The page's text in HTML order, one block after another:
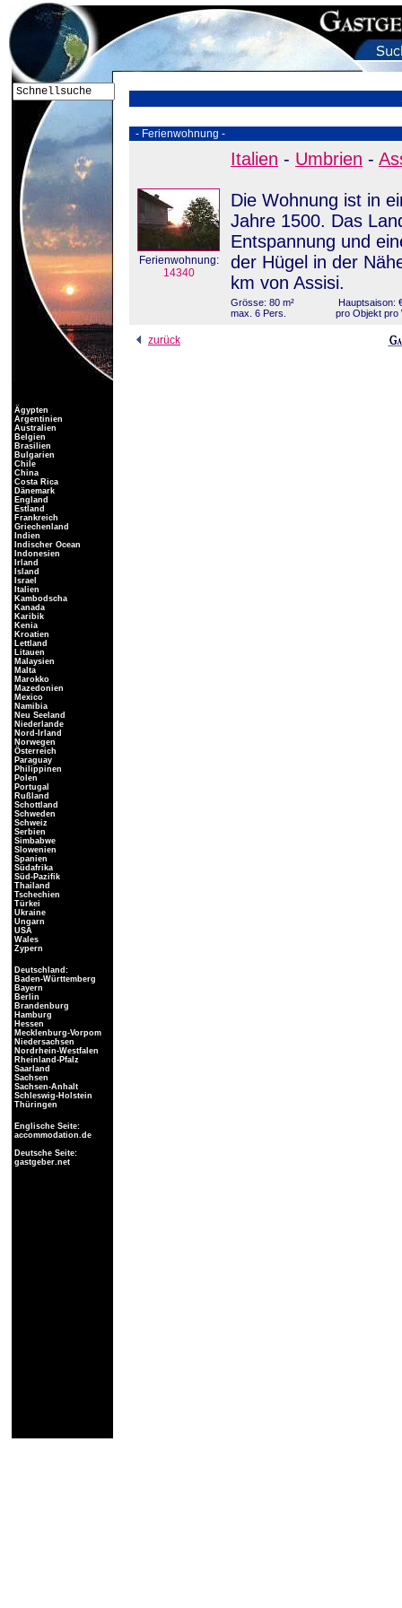
- Ferienwohnung -
Ferienwohnung:
14340
Italien - Umbrien -
Die Wohnung ist in
Jahre 1500. Das
Entspannung und
der Hügel in der
km von Assisi.
Grösse: 80 m²
max. 6 Pers.
Hauptsaison:
pro Objekt pro
zurück
Ägypten
Argentinien
Australien
Belgien
Brasilien
Bulgarien
Chile
China
Costa Rica
Dänemark
England
Estland
Frankreich
Griechenland
Indien
Indischer Ocean
Indonesien
Irland
Island
Israel
Italien
Kambodscha
Kanada
Karibik
Kenia
Kroatien
Lettland
Litauen
Malaysien
Malta
Marokko
Mazedonien
Mexico
Namibia
Neu Seeland
Niederlande
Nord-Irland
Norwegen
Österreich
Paraguay
Philippinen
Polen
Portugal
Rußland
Schottland
Schweden
Schweiz
Serbien
Simbabwe
Slowenien
Spanien
Südafrika
Süd-Pazifik
Thailand
Tschechien
Türkei
Ukraine
Ungarn
USA
Wales
Zypern
Deutschland:
Baden-Württemberg
Bayern
Berlin
Brandenburg
Hamburg
Hessen
Mecklenburg-Vorpom
Niedersachsen
Nordrhein-Westfalen
Rheinland-Pfalz
Saarland
Sachsen
Sachsen-Anhalt
Schleswig-Holstein
Thüringen
Englische Seite:
accommodation.de
Deutsche Seite:
gastgeber.net